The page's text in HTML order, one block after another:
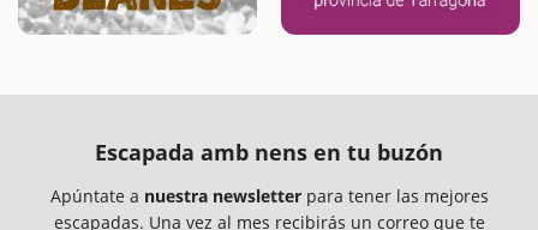
Escapada amb nens en tu buzón
Apúntate a nuestra newsletterpara tener las mejores
escapadas. Una vez al mes recibirás un correo que te